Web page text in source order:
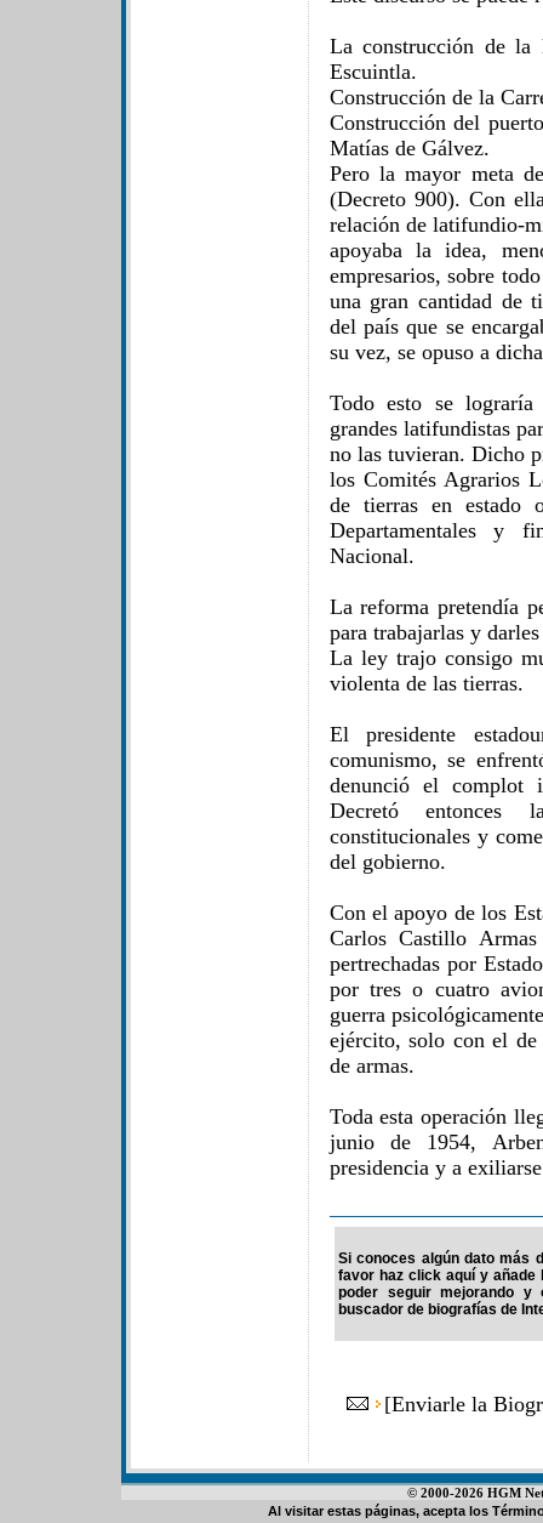
La construcción de la
Escuintla.
Construcción de la
Construcción del
Matías de Gálvez.
Pero la mayor meta
(Decreto 900). Con
relación de latifundio-
apoyaba la idea,
empresarios, sobre
una gran cantidad de
del país que se
su vez, se opuso a
Todo esto se
grandes latifundistas
no las tuvieran. Dicho
los Comités Agrarios
de tierras en estado
Departamentales y
Nacional.
La reforma pretendía
para trabajarlas y
La ley trajo consigo
violenta de las tierras.
El presidente
comunismo, se
denunció el complot
Decretó entonces
constitucionales y
del gobierno.
Con el apoyo de los
Carlos Castillo
pertrechadas por
por tres o cuatro
guerra
ejército, solo con el de
de armas.
Toda esta operación
junio de 1954,
presidencia y a
Si conoces algún dato más
favor haz click aquí y
poder seguir mejorando y
buscador de biografías de
[Enviarle la
© 2000-2026 HGM
Al visitar estas páginas, acepta los